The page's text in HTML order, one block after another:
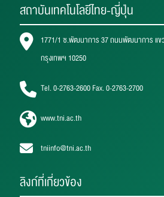
สถาบันเทคโนโลยีไทย-ญี่ปุ่น
1771/1 ซ.พัฒนาการ 37 ถนนพัฒนาการ แข
กรุงเทพฯ 10250
Tel. 0-2763-2600 Fax. 0-2763-2700
www.tni.ac.th
tniinfo@tni.ac.th
ลิงก์ที่เกี่ยวข้อง